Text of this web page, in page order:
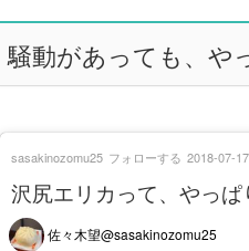
騒動があっても、や
沢尻エリカって、やっ
佐々木望@sasakinozomu25
sasakinozomu25 フォローする 2018-07-